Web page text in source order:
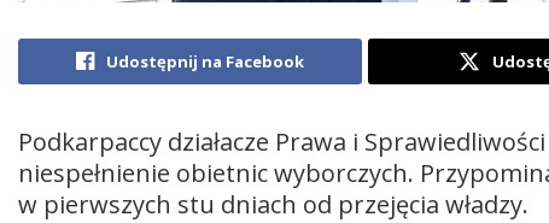
Udostępnij na Facebook
Podkarpaccy działacze Prawa i
niespełnienie obietnic wyborczych.
w pierwszych stu dniach od przejęcia władzy.